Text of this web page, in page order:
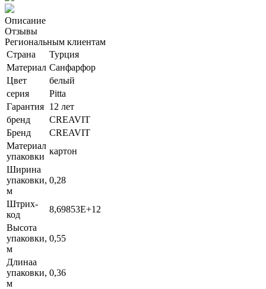
Описание
Отзывы
Региональным клиентам
Страна
Турция
Материал Санфарфор
Цвет
белый
серия
Pitta
Гарантия 12 лет
бренд
CREAVIT
Бренд
CREAVIT
Материал
упаковки
картон
Ширина
упаковки,
м
0,28
Штрих-
код
8,69853E+12
Высота
упаковки,
м
0,55
Длинаа
упаковки,
м
0,36